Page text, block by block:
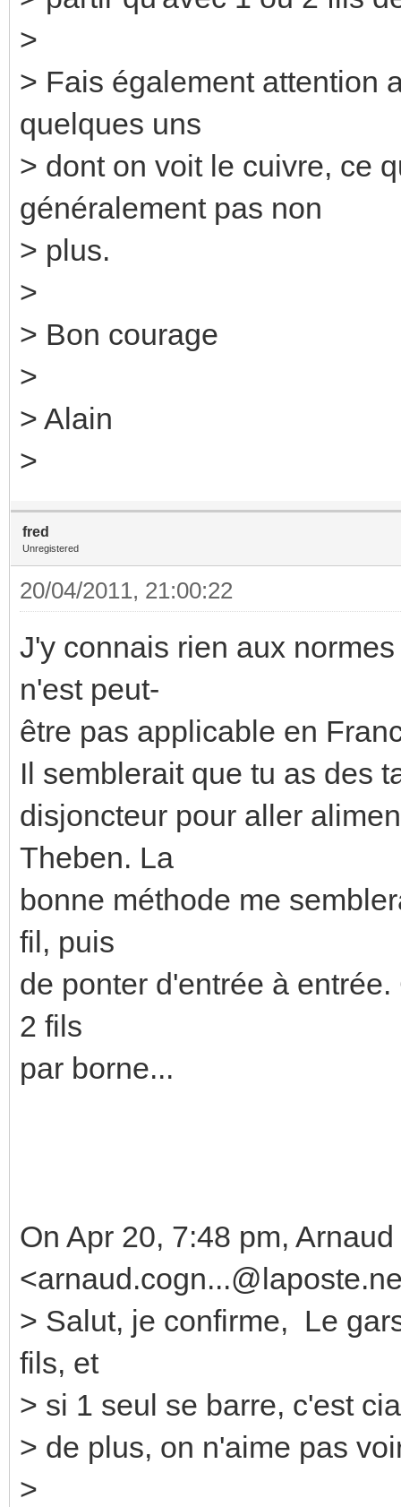
>
> Fais également attention
quelques uns
> dont on voit le cuivre, ce
généralement pas non
> plus.
>
> Bon courage
>
> Alain
>
fred
Unregistered
20/04/2011, 21:00:22
J'y connais rien aux
n'est peut-
être pas applicable en
Il semblerait que tu as des
disjoncteur pour aller
Theben. La
bonne méthode me
fil, puis
de ponter d'entrée à
2 fils
par borne...
On Apr 20, 7:48 pm,
> Salut, je confirme, Le
fils, et
> si 1 seul se barre, c'est
> de plus, on n'aime pas
>